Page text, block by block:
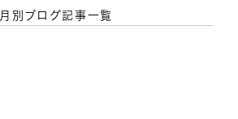
月別ブログ記事一覧